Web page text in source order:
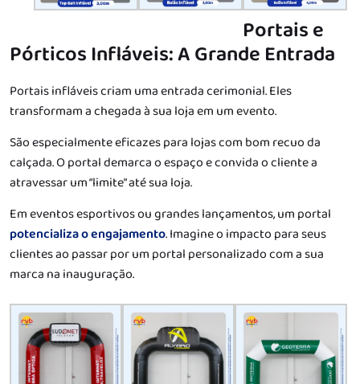
Portais e
Pórticos Infláveis: A Grande Entrada
Portais infláveis criam uma entrada cerimonial. Eles
transformam a chegada à sua loja em um evento.
São especialmente eficazes para lojas com bom recuo da
calçada. O portal demarca o espaço e convida o cliente a
atravessar um “limite” até sua loja.
Em eventos esportivos ou grandes lançamentos, um portal
potencializa o engajamento. Imagine o impacto para seus
clientes ao passar por um portal personalizado com a sua
marca na inauguração.